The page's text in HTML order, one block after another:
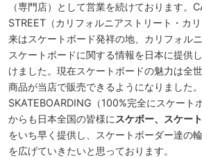
（専門店）として営業を続けております。
STREET（カリフォルニアストリート・カ
来はスケートボード発祥の地、カリフォル
スケートボードに関する情報を日本に提供
けました。現在スケートボードの魅力は全
商品が当店で販売できるようになりました
SKATEBOARDING（100%完全にスケート
からも日本全国の皆様に スケボー、スケー
をいち早く提供し、スケートボーダー達の
を広げていきたいと思っております。